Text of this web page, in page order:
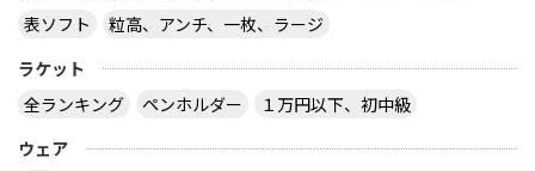
表ソフト
粒高、アンチ、一枚、ラージ
ラケット
全ランキング
ペンホルダー
１万円以下、初中級
ウェア